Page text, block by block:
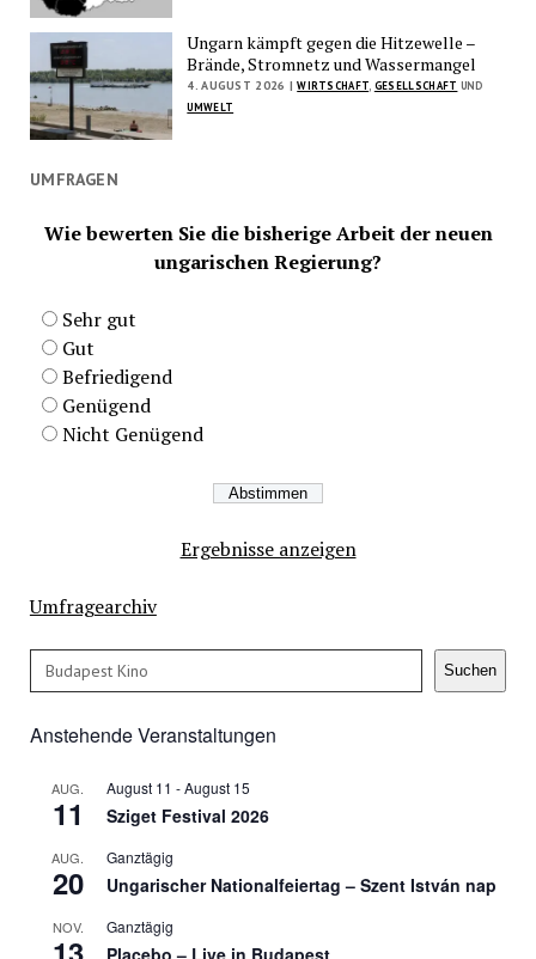
Ungarn kämpft gegen die Hitzewelle –
Brände, Stromnetz und Wassermangel
4. AUGUST 2026 | WIRTSCHAFT GESELLSCHAFT UND
UMWELT
UMFRAGEN
Wie bewerten Sie die bisherige Arbeit der neuen
ungarischen Regierung?
Sehr gut
Gut
Befriedigend
Genügend
Nicht Genügend
Ergebnisse anzeigen
Umfragearchiv
Suchen Suchen
Anstehende Veranstaltungen
AUG.
11
August 11 -August 15
Sziget Festival 2026
AUG.
20
Ganztägig
Ungarischer Nationalfeiertag – Szent István nap
NOV. Ganztägig
Placebo – Live in Budapest